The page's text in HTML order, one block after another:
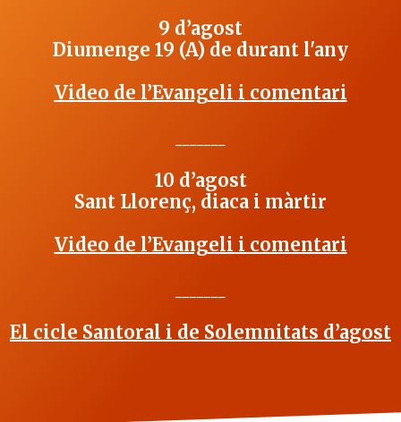
9 d’agost
Diumenge 19 (A) de durant l'any
Video de l’Evangeli i comentari
10 d’agost
Sant Llorenç, diaca i màrtir
Video de l’Evangeli i comentari
El cicle Santoral i de Solemnitats d’agost